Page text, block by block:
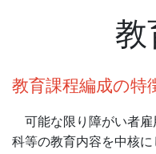
教
教育課程編成の特
可能な限り障がい者雇
科等の教育内容を中核に